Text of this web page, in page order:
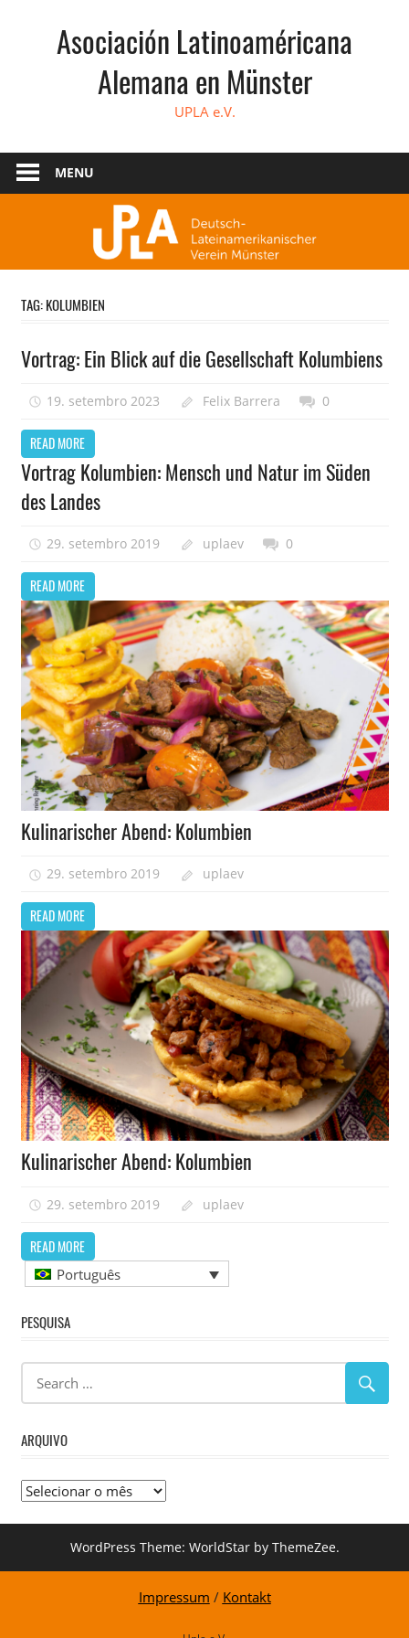
Asociación Latinoaméricana
Alemana en Münster
UPLA e.V.
MENU
TAG:KOLUMBIEN
Vortrag: Ein Blick auf die Gesellschaft Kolumbiens
19. setembro 2023 Felix Barrera 0
READ MORE
Vortrag Kolumbien: Mensch und Natur im Süden
des Landes
29. setembro 2019 uplaev 0
READ MORE
Kulinarischer Abend: Kolumbien
29. setembro 2019 uplaev
READ MORE
Kulinarischer Abend: Kolumbien
29. setembro 2019 uplaev
READ MORE
Português
PESQUISA
ARQUIVO
Arquivo
WordPress Theme: WorldStar by ThemeZee.
Impressum / Kontakt